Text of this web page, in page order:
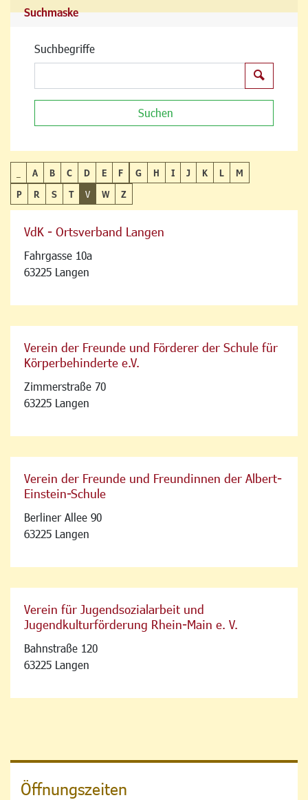
Suchmaske
Suchbegriffe
Suchen
A B C D E F G H I J K L
M
P
R S T V W Z
VdK - Ortsverband Langen
Fahrgasse 10a
63225 Langen
Verein der Freunde und Förderer der Schule für
Körperbehinderte e.V.
Zimmerstraße 70
63225 Langen
Verein der Freunde und Freundinnen der Albert-
Einstein-Schule
Berliner Allee 90
63225 Langen
Verein für Jugendsozialarbeit und
Jugendkulturförderung Rhein-Main e. V.
Bahnstraße 120
63225 Langen
Öffnungszeiten